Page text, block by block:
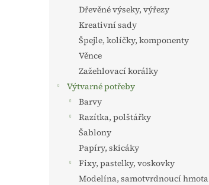
Dřevěné výseky, výřezy
Kreativní sady
Špejle, kolíčky, komponenty
Věnce
Zažehlovací korálky
Výtvarné potřeby
Barvy
Razítka, polštářky
Šablony
Papíry, skicáky
Fixy, pastelky, voskovky
Modelína, samotvrdnoucí hmota